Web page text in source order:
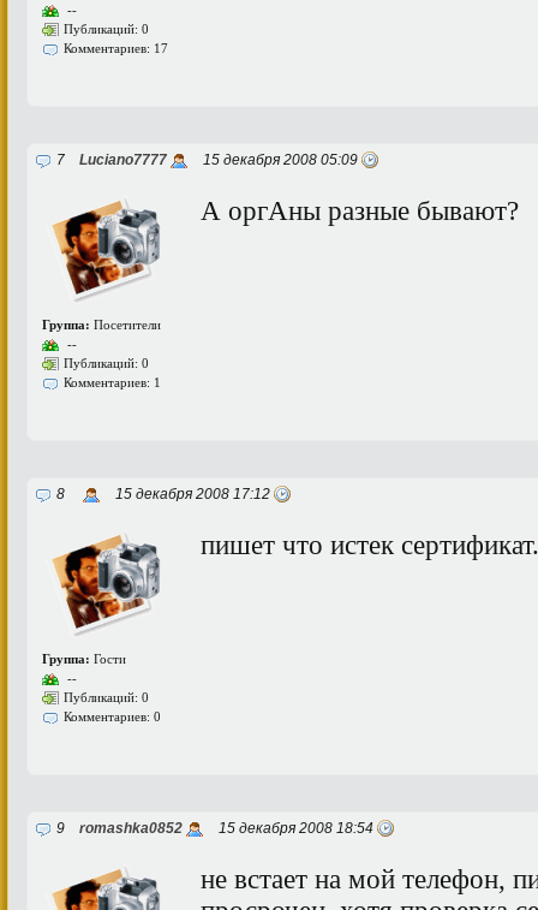
--
Публикаций: 0
Комментариев: 17
7 Luciano7777 15 декабря 2008 05:09
Группа: Посетители
--
Публикаций: 0
Комментариев: 1
А оргАны разные бывают?
8 15 декабря 2008 17:12
Группа: Гости
--
Публикаций: 0
Комментариев: 0
пишет что истек
9 romashka0852 15 декабря 2008 18:54
не встает на мой телефон,